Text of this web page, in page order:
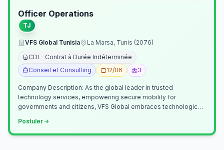
Officer Operations
TJ
VFS Global Tunisia
La Marsa, Tunis (2076)
CDI - Contrat à Durée Indéterminée
Conseil et Consulting
12/06 3
Company Description: As the global leader in trusted
technology services, empowering secure mobility for
governments and citizens, VFS Global embraces technological
Postuler